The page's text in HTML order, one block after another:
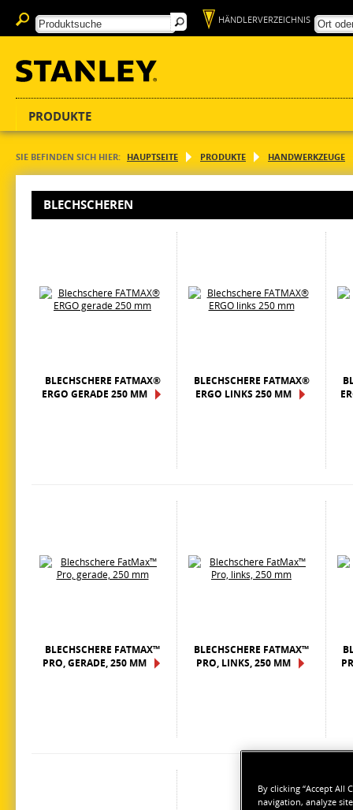
HÄNDLERVERZEICHNIS
PRODUKTE
SIE BEFINDEN SICH HIER: HAUPTSEITE PRODUKTE HANDWERKZEUGE
BLECHSCHEREN
BLECHSCHERE FATMAX®
ERGO GERADE 250 MM
BLECHSCHERE FATMAX®
ERGO LINKS 250 MM
BLECHSCHERE FATMAX™
PRO, GERADE, 250 MM
BLECHSCHERE FATMAX™
PRO, LINKS, 250 MM
By clicking “Accept All
navigation, analyze